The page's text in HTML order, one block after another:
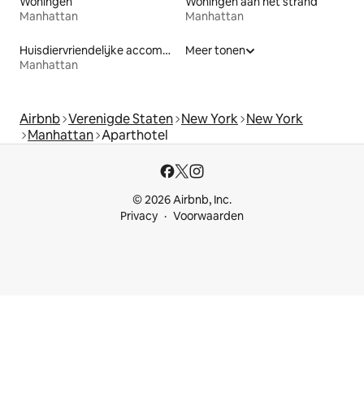
Manhattan
Manhattan
Huisdiervriendelijke accommodaties
Manhattan
Meer tonen
Airbnb Verenigde Staten New York New York
Manhattan Aparthotel
© 2026 Airbnb, Inc.
Privacy
Voorwaarden